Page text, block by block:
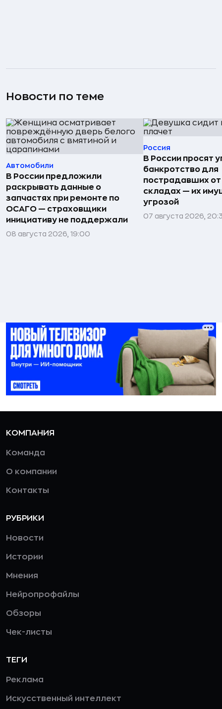
Новости по теме
Автомобили
В России предложили
раскрывать данные о
запчастях при ремонте по
ОСАГО — страховщики
инициативу не поддержали
08 августа 2026, 19:00
Россия
В России просят
банкротство для
пострадавших
складах — их
угрозой
07 августа 2026,
КОМПАНИЯ
Команда
О компании
Контакты
РУБРИКИ
Новости
Истории
Мнения
Нейропрофайлы
Обзоры
Чек-листы
ТЕГИ
Реклама
Искусственный интеллект